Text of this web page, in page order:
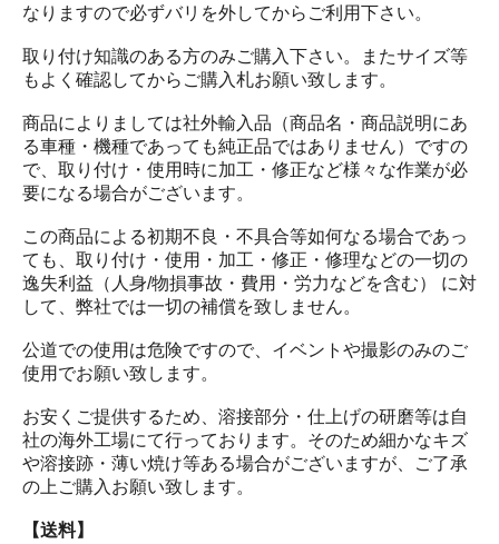
なりますので必ずバリを外してからご利用下さい。
取り付け知識のある方のみご購入下さい。またサイズ等
もよく確認してからご購入札お願い致します。
商品によりましては社外輸入品（商品名・商品説明にあ
る車種・機種であっても純正品ではありません）ですの
で、取り付け・使用時に加工・修正など様々な作業が必
要になる場合がございます。
この商品による初期不良・不具合等如何なる場合であっ
ても、取り付け・使用・加工・修正・修理などの一切の
逸失利益（人身/物損事故・費用・労力などを含む） に対
して、弊社では一切の補償を致しません。
公道での使用は危険ですので、イベントや撮影のみのご
使用でお願い致します。
お安くご提供するため、溶接部分・仕上げの研磨等は自
社の海外工場にて行っております。そのため細かなキズ
や溶接跡・薄い焼け等ある場合がございますが、ご了承
の上ご購入お願い致します。
【送料】